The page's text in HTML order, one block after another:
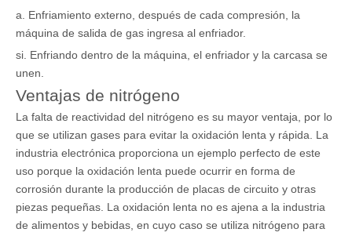
a. Enfriamiento externo, después de cada compresión, la
máquina de salida de gas ingresa al enfriador.
si. Enfriando dentro de la máquina, el enfriador y la carcasa se
unen.
Ventajas de nitrógeno
La falta de reactividad del nitrógeno es su mayor ventaja, por lo
que se utilizan gases para evitar la oxidación lenta y rápida. La
industria electrónica proporciona un ejemplo perfecto de este
uso porque la oxidación lenta puede ocurrir en forma de
corrosión durante la producción de placas de circuito y otras
piezas pequeñas. La oxidación lenta no es ajena a la industria
de alimentos y bebidas, en cuyo caso se utiliza nitrógeno para